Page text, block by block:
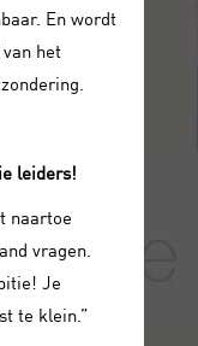
En wordt
het
leiders!
naartoe
vragen.
Je
te klein.”